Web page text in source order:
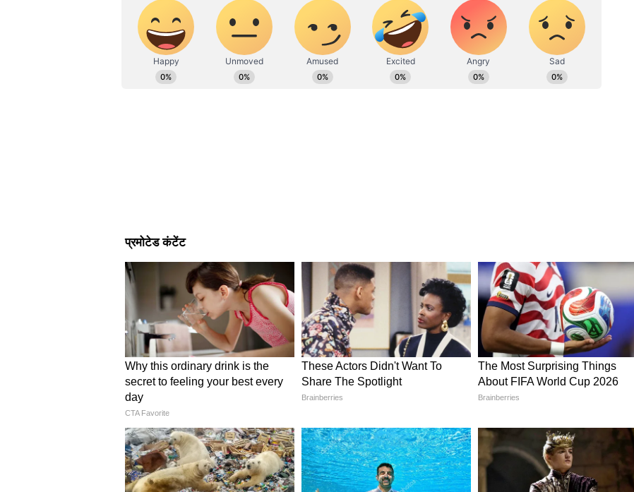
AR
Arvind Raghuwanshi
अरविंद रघुवंशी। 2012 से पत्रकारिता जगत में कार्यरत हैं, 13 साल का अनुभव। 2019 से एशियानेट न्यूज हिंदी में बतौर
सीनियर चीफ सब एडिटर के तौर पर काम कर रहे हैं। हाइपर लोकल या कह लें स्टेट टीम को ये लीड कर रहे हैं। उन्होंने
माखनलाल चतुर्वेदी राष्ट्रीय पत्रकारिता विश्वविद्यालय (MCU) से मास्टर ऑफ जर्नलिज्म (MJ) किया है। नेशनल,
पॉलिटिक्स, क्राइम और फीचर स्टोरीज में लिखना पसंद है। दैनिक भास्कर के डिजिटल विंग, राजस्थान पत्रिका, राष्ट्रीय
हिंदे मेल जैसे मीडिया संस्थानों में भी ये काम कर चुके हैं।